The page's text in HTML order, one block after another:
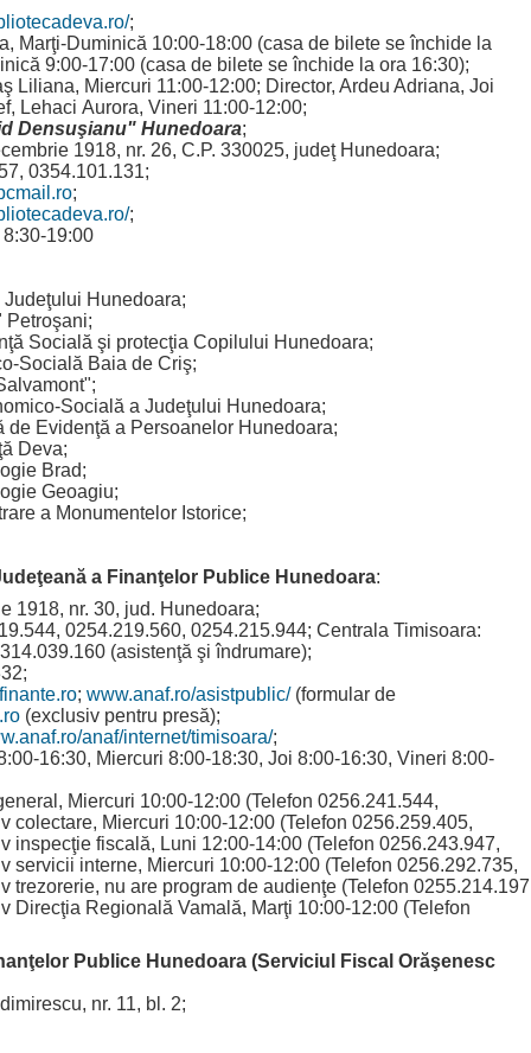
;
Marţi-Duminică 10:00-18:00 (casa de bilete se închide la
9:00-17:00 (casa de bilete se închide la ora 16:30);
Liliana, Miercuri 11:00-12:00; Director, Ardeu Adriana, Joi
Lehaci Aurora, Vineri 11:00-12:00;
Densuşianu" Hunedoara;
1918, nr. 26, C.P. 330025, judeţ Hunedoara;
0354.101.131;
;
;
19:00
Hunedoara;
Petroşani;
Socială şi protecţia Copilului Hunedoara;
Socială Baia de Criş;
Socială a Judeţului Hunedoara;
Evidenţă a Persoanelor Hunedoara;
Deva;
Brad;
Geoagiu;
a Monumentelor Istorice;
a Finanţelor Publice Hunedoara:
1918, nr. 30, jud. Hunedoara;
0254.219.560, 0254.215.944; Centrala Timisoara:
(asistenţă şi îndrumare);
; www.anaf.ro/asistpublic/(formular de
(exclusiv pentru presă);
anaf/internet/timisoara/;
16:30, Miercuri 8:00-18:30, Joi 8:00-16:30, Vineri 8:00-
Miercuri 10:00-12:00 (Telefon 0256.241.544,
colectare, Miercuri 10:00-12:00 (Telefon 0256.259.405,
inspecţie fiscală, Luni 12:00-14:00 (Telefon 0256.243.947,
servicii interne, Miercuri 10:00-12:00 (Telefon 0256.292.735,
trezorerie, nu are program de audienţe (Telefon
Direcţia Regională Vamală, Marţi 10:00-12:00 (Telefon
Publice Hunedoara (Serviciul Fiscal Orăşenesc
nr. 11, bl. 2;